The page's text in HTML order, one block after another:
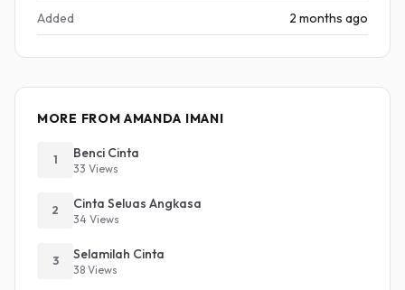
Added 2 months ago
MORE FROM AMANDA IMANI
1 Benci Cinta
33 Views
2 Cinta Seluas Angkasa
34 Views
3 Selamilah Cinta
38 Views